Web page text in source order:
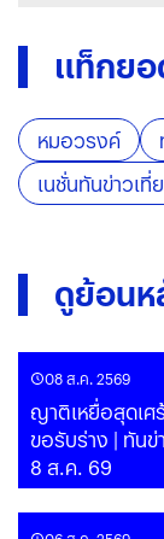
แท็กย
หมอวรงค์
เนชั่นทันข่าวเที่
ดูย้อนห
08 ส.ค. 2569
ญาติเหยื่อสุดเศ
ขอรับร่าง | ทันข่
8 ส.ค. 69